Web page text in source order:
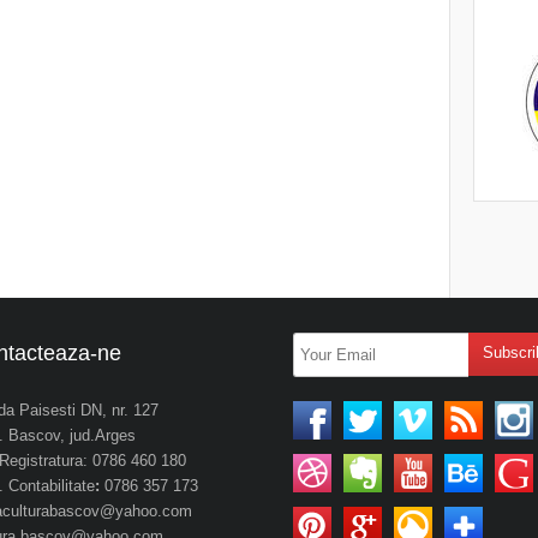
ne
Paisesti DN, nr. 127
Bascov, jud.Arges
Registratura: 0786 460 180
: 0786 357 173